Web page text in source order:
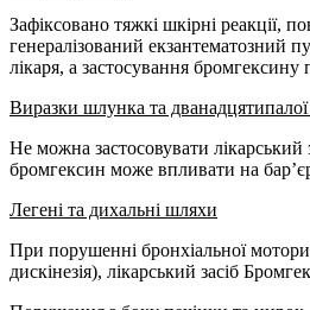
Зафіксовано тяжкі шкірні реакції,
генералізований екзантематозний
лікаря, а застосування
Виразки шлунка та
Не можна застосовувати
бромгексин може впливати на
Легені та дихальні шляхи
При порушенні бронхіальної
дискінезія), лікарський засіб